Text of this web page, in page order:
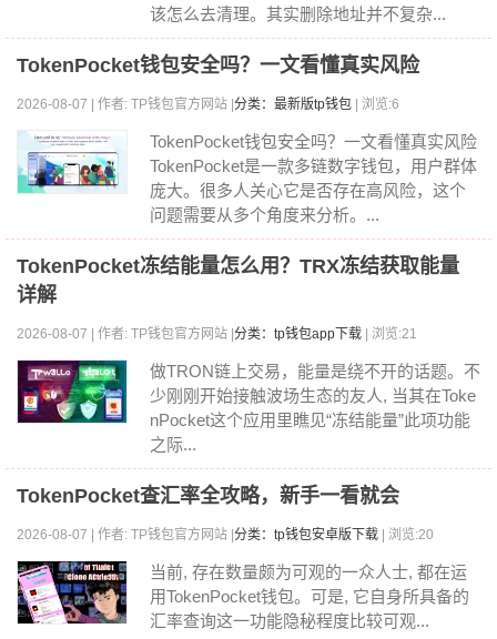
该怎么去清理。其实删除地址并不复杂...
TokenPocket钱包安全吗？一文看懂真实风险
2026-08-07 | 作者: TP钱包官方网站 | 分类：最新版tp钱包 | 浏览:6
TokenPocket钱包安全吗？一文看懂真实风险
TokenPocket是一款多链数字钱包，用户群体
庞大。很多人关心它是否存在高风险，这个
问题需要从多个角度来分析。...
TokenPocket冻结能量怎么用？TRX冻结获取能量
详解
2026-08-07 | 作者: TP钱包官方网站 | 分类：tp钱包app下载 | 浏览:21
做TRON链上交易，能量是绕不开的话题。不
少刚刚开始接触波场生态的友人, 当其在Toke
nPocket这个应用里瞧见“冻结能量”此项功能
之际...
TokenPocket查汇率全攻略，新手一看就会
2026-08-07 | 作者: TP钱包官方网站 | 分类：tp钱包安卓版下载 | 浏览:20
当前, 存在数量颇为可观的一众人士, 都在运
用TokenPocket钱包。可是, 它自身所具备的
汇率查询这一功能隐秘程度比较可观...